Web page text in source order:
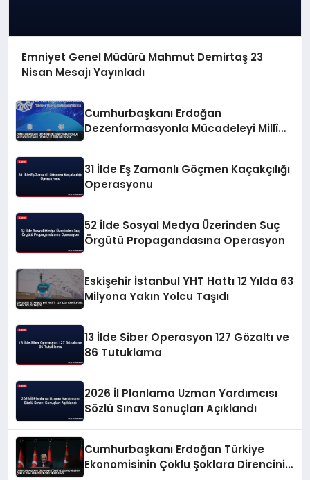
Emniyet Genel Müdürü Mahmut Demirtaş 23
Nisan Mesajı Yayınladı
Cumhurbaşkanı Erdoğan
Dezenformasyonla Mücadeleyi Millî
31 İlde Eş Zamanlı Göçmen Kaçakçılığı
Operasyonu
52 İlde Sosyal Medya Üzerinden Suç
Örgütü Propagandasına Operasyon
Eskişehir İstanbul YHT Hattı 12 Yılda 63
Milyona Yakın Yolcu Taşıdı
13 İlde Siber Operasyon 127 Gözaltı ve
86 Tutuklama
2026 İl Planlama Uzman Yardımcısı
Sözlü Sınavı Sonuçları Açıklandı
Cumhurbaşkanı Erdoğan Türkiye
Ekonomisinin Çoklu Şoklara Direncini